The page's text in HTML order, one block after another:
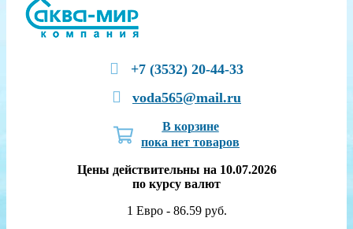
+7 (3532) 20-44-33
voda565@mail.ru
В корзине
пока нет товаров
Цены действительны на 10.07.2026
по курсу валют
1 Евро - 86.59 руб.